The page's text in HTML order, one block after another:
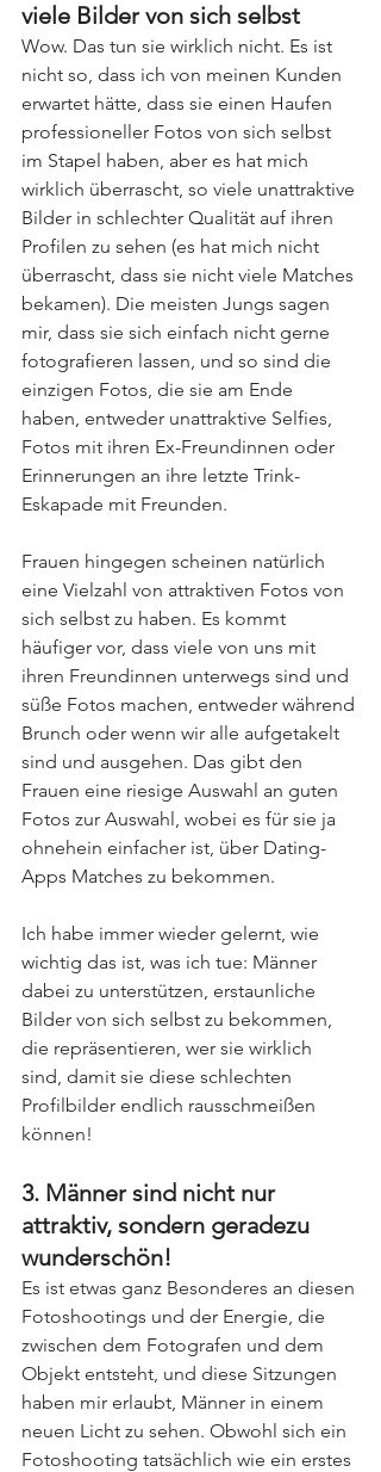
viele Bilder von sich selbst
Wow. Das tun sie wirklich nicht. Es ist
nicht so, dass ich von meinen Kunden
erwartet hätte, dass sie einen Haufen
professioneller Fotos von sich selbst
im Stapel haben, aber es hat mich
wirklich überrascht, so viele unattraktive
Bilder in schlechter Qualität auf ihren
Profilen zu sehen (es hat mich nicht
überrascht, dass sie nicht viele Matches
bekamen). Die meisten Jungs sagen
mir, dass sie sich einfach nicht gerne
fotografieren lassen, und so sind die
einzigen Fotos, die sie am Ende
haben, entweder unattraktive Selfies,
Fotos mit ihren Ex-Freundinnen oder
Erinnerungen an ihre letzte Trink-
Eskapade mit Freunden.
Frauen hingegen scheinen natürlich
eine Vielzahl von attraktiven Fotos von
sich selbst zu haben. Es kommt
häufiger vor, dass viele von uns mit
ihren Freundinnen unterwegs sind und
süße Fotos machen, entweder während
Brunch oder wenn wir alle aufgetakelt
sind und ausgehen. Das gibt den
Frauen eine riesige Auswahl an guten
Fotos zur Auswahl, wobei es für sie ja
ohnehein einfacher ist, über Dating-
Apps Matches zu bekommen.
Ich habe immer wieder gelernt, wie
wichtig das ist, was ich tue: Männer
dabei zu unterstützen, erstaunliche
Bilder von sich selbst zu bekommen,
die repräsentieren, wer sie wirklich
sind, damit sie diese schlechten
Profilbilder endlich rausschmeißen
können!
3. Männer sind nicht nur
attraktiv, sondern geradezu
wunderschön!
Es ist etwas ganz Besonderes an diesen
Fotoshootings und der Energie, die
zwischen dem Fotografen und dem
Objekt entsteht, und diese Sitzungen
haben mir erlaubt, Männer in einem
neuen Licht zu sehen. Obwohl sich ein
Fotoshooting tatsächlich wie ein erstes